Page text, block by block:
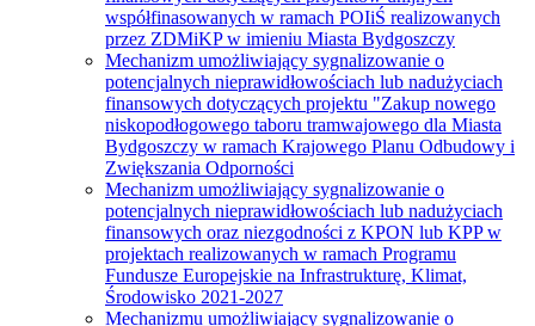
współfinasowanych w ramach POIiŚ realizowanych
przez ZDMiKP w imieniu Miasta Bydgoszczy
Mechanizm umożliwiający sygnalizowanie o
potencjalnych nieprawidłowościach lub nadużyciach
finansowych dotyczących projektu "Zakup nowego
niskopodłogowego taboru tramwajowego dla Miasta
Bydgoszczy w ramach Krajowego Planu Odbudowy i
Zwiększania Odporności
Mechanizm umożliwiający sygnalizowanie o
potencjalnych nieprawidłowościach lub nadużyciach
finansowych oraz niezgodności z KPON lub KPP w
projektach realizowanych w ramach Programu
Fundusze Europejskie na Infrastrukturę, Klimat,
Środowisko 2021-2027
Mechanizmu umożliwiający sygnalizowanie o